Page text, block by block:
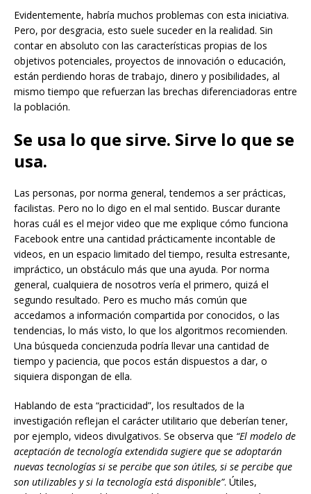
Evidentemente, habría muchos problemas con esta iniciativa.
Pero, por desgracia, esto suele suceder en la realidad. Sin
contar en absoluto con las características propias de los
objetivos potenciales, proyectos de innovación o educación,
están perdiendo horas de trabajo, dinero y posibilidades, al
mismo tiempo que refuerzan las brechas diferenciadoras entre
la población.
Se usa lo que sirve. Sirve lo que se
usa.
Las personas, por norma general, tendemos a ser prácticas,
facilistas. Pero no lo digo en el mal sentido. Buscar durante
horas cuál es el mejor video que me explique cómo funciona
Facebook entre una cantidad prácticamente incontable de
videos, en un espacio limitado del tiempo, resulta estresante,
impráctico, un obstáculo más que una ayuda. Por norma
general, cualquiera de nosotros vería el primero, quizá el
segundo resultado. Pero es mucho más común que
accedamos a información compartida por conocidos, o las
tendencias, lo más visto, lo que los algoritmos recomienden.
Una búsqueda concienzuda podría llevar una cantidad de
tiempo y paciencia, que pocos están dispuestos a dar, o
siquiera dispongan de ella.
Hablando de esta “practicidad”, los resultados de la
investigación reflejan el carácter utilitario que deberían tener,
por ejemplo, videos divulgativos. Se observa que “El modelo de
aceptación de tecnología extendida sugiere que se adoptarán
nuevas tecnologías si se percibe que son útiles, si se percibe que
son utilizables y si la tecnología está disponible”. Útiles,